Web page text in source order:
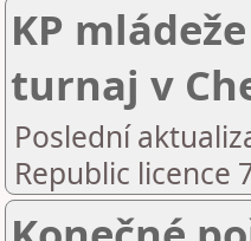
KP
turnaj v
Poslední
Republic licence